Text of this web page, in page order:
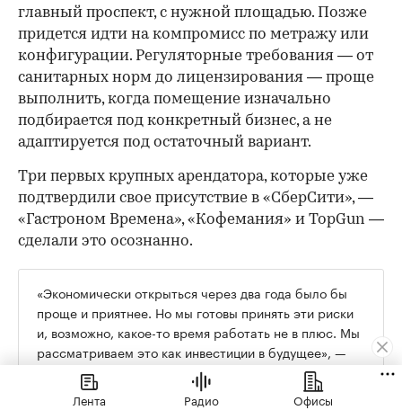
главный проспект, с нужной площадью. Позже
придется идти на компромисс по метражу или
конфигурации. Регуляторные требования — от
санитарных норм до лицензирования — проще
выполнить, когда помещение изначально
подбирается под конкретный бизнес, а не
адаптируется под остаточный вариант.
Три первых крупных арендатора, которые уже
подтвердили свое присутствие в «СберСити», —
«Гастроном Времена», «Кофемания» и TopGun —
сделали это осознанно.
«Экономически открыться через два года было бы
проще и приятнее. Но мы готовы принять эти риски
и, возможно, какое-то время работать не в плюс. Мы
рассматриваем это как инвестиции в будущее», —
говорит Андрей Яковлев из «Гастронома Времена».
Лента Радио Офисы